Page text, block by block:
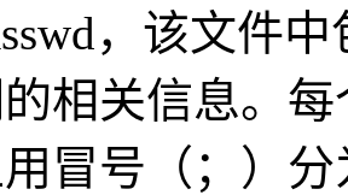
，该文件
相关信息。
冒号（；）